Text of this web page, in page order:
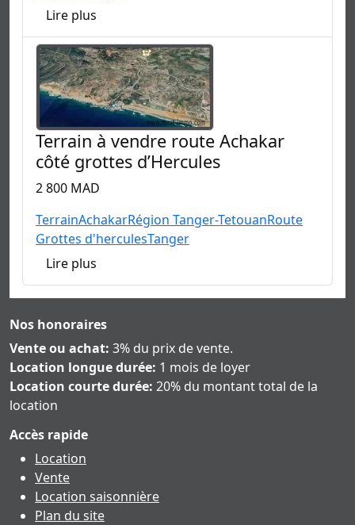
Lire plus
Terrain à vendre route Achakar
côté grottes d’Hercules
2 800 MAD
TerrainAchakarRégion Tanger-TetouanRoute
Grottes d'herculesTanger
Lire plus
Nos honoraires
Vente ou achat: 3% du prix de vente.
Location longue durée: 1 mois de loyer
Location courte durée: 20% du montant total de la
location
Accès rapide
Location
Vente
Location saisonnière
Plan du site